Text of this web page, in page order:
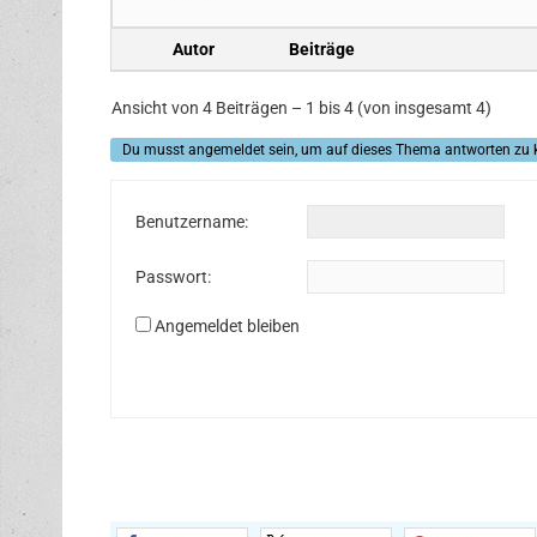
Autor Beiträge
Ansicht von 4 Beiträgen – 1 bis 4 (von insgesamt 4)
Du musst angemeldet sein, um auf dieses Thema antworten zu
Benutzername:
Passwort:
Angemeldet bleiben